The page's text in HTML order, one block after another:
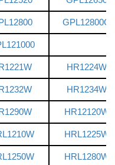
GPL12800G
HR1224W
HR1234W
HR12120W
HRL1225W
HRL1280W